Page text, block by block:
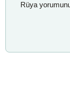
Rüya